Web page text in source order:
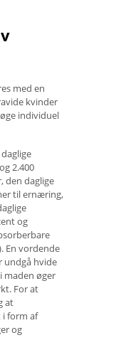
med en
kvinder
individuel
2.400
den daglige
til ernæring,
og
En vordende
undgå hvide
maden øger
For at
at
i form af
og